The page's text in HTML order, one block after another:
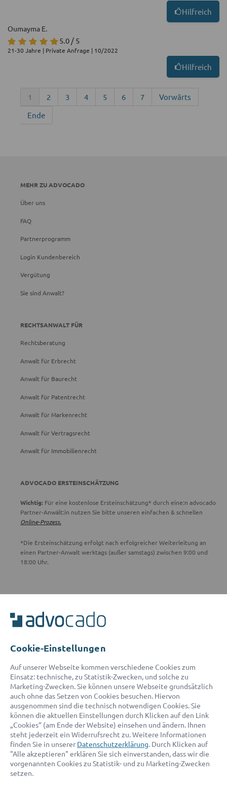
Hilfreich
Oumayma E.
5.0 / 5
21-30 Jahre | Private Anfrage | 10/2022
Hilfreich
1 2 3 4 5 6 7
Vorwärts
Ende
MEHR ZU ADVOCADO
Über uns
FAQ
Partnerprogramm
Login Kundenbereich
Vergütung
Sie sind Anwalt?
RECHTSANWALT FÜR
Rechtsberatung
Anwalt für Erbrecht
Anwalt für Baurecht
Anwalt für Patentrecht
Anwalt für Markenrecht
Anwalt für Vertragsrecht
Anwalt für Immobilienrecht
ADVOCADO ERSTEINSCHÄTZUNG
Wichtig: Für eine kostenlose Ersteinschätzung* durch eine:n advocado
Partner-Anwält:in nutzen Sie bitte unseren einfachen & schnellen
Online-Prozess.
*Die Ersteinschätzung erfolgt nach erfolgreicher Weiterleitung an
einen Partner-Anwalt werktags (außer samstags) zwischen 9:00 und
18:00 Uhr.
Unser Serviceteam ist von 8:00 bis 17:00 Uhr für Sie erreichbar.
E-Mail:
service@advocado.com
© 2026 advocado - einfach online den passenden Rechtsanwalt finden
Auszeichnungen:
Cookie-Einstellungen
Auf unserer Webseite kommen verschiedene Cookies zum
Einsatz: technische, zu Statistik-Zwecken, und solche zu
Marketing-Zwecken. Sie können unsere Webseite grundsätzlich
auch ohne das Setzen von Cookies besuchen. Hiervon
ausgenommen sind die technisch notwendigen Cookies. Sie
können die aktuellen Einstellungen durch Klicken auf den Link
„Cookies“ (am Ende der Website) einsehen und ändern. Ihnen
steht jederzeit ein Widerrufsrecht zu. Weitere Informationen
finden Sie in unserer Datenschutzerklärung. Durch Klicken auf
"Alle akzeptieren" erklären Sie sich einverstanden, dass wir die
vorgenannten Cookies zu Statistik- und zu Marketing-Zwecken
setzen.